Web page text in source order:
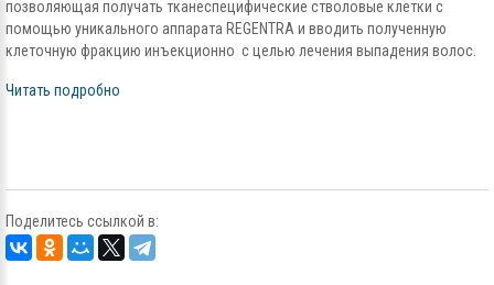
позволяющая получать тканеспецифические стволовые клетки с
помощью уникального аппарата REGENTRA и вводить полученную
клеточную фракцию инъекционно с целью лечения выпадения волос.
Читать подробно
Поделитесь ссылкой в: